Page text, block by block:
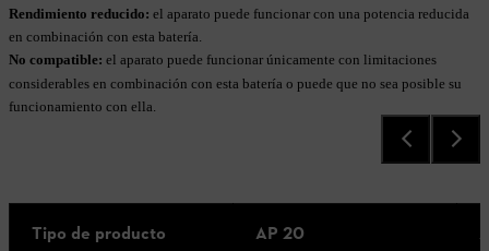
Rendimiento reducido: el aparato puede funcionar con una potencia reducida
en combinación con esta batería.
No compatible: el aparato puede funcionar únicamente con limitaciones
considerables en combinación con esta batería o puede que no sea posible su
funcionamiento con ella.
Tipo de producto AP 20